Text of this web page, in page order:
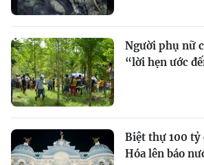
Người phụ nữ
“lời hẹn ước
Biệt thự 100 tỷ
Hóa lên báo